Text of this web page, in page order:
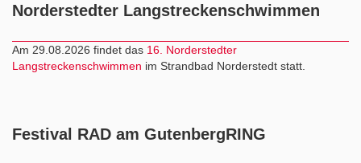
Norderstedter Langstreckenschwimmen
Am 29.08.2026 findet das 16. Norderstedter
Langstreckenschwimmen im Strandbad Norderstedt statt.
Festival RAD am GutenbergRING